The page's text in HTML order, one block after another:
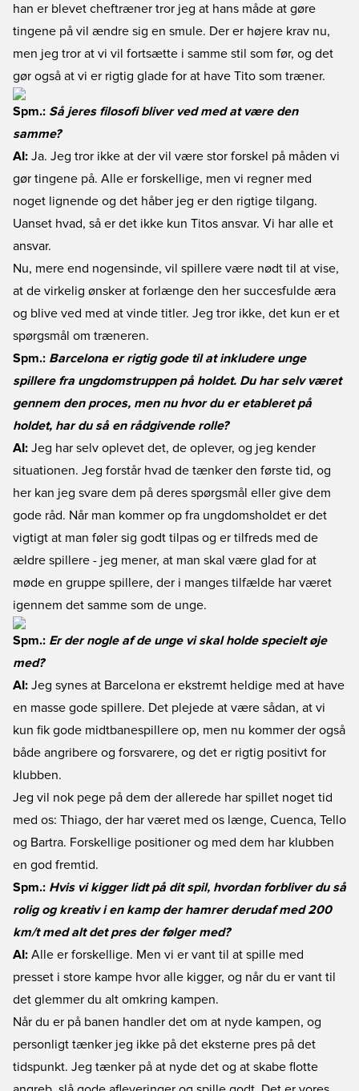
han er blevet cheftræner tror jeg at hans måde at gøre
tingene på vil ændre sig en smule. Der er højere krav nu,
men jeg tror at vi vil fortsætte i samme stil som før, og det
gør også at vi er rigtig glade for at have Tito som træner.
Spm.: Så jeres filosofi bliver ved med at være den
samme?
AI: Ja. Jeg tror ikke at der vil være stor forskel på måden vi
gør tingene på. Alle er forskellige, men vi regner med
noget lignende og det håber jeg er den rigtige tilgang.
Uanset hvad, så er det ikke kun Titos ansvar. Vi har alle et
ansvar.
Nu, mere end nogensinde, vil spillere være nødt til at vise,
at de virkelig ønsker at forlænge den her succesfulde æra
og blive ved med at vinde titler. Jeg tror ikke, det kun er et
spørgsmål om træneren.
Spm.: Barcelona er rigtig gode til at inkludere unge
spillere fra ungdomstruppen på holdet. Du har selv været
gennem den proces, men nu hvor du er etableret på
holdet, har du så en rådgivende rolle?
AI: Jeg har selv oplevet det, de oplever, og jeg kender
situationen. Jeg forstår hvad de tænker den første tid, og
her kan jeg svare dem på deres spørgsmål eller give dem
gode råd. Når man kommer op fra ungdomsholdet er det
vigtigt at man føler sig godt tilpas og er tilfreds med de
ældre spillere - jeg mener, at man skal være glad for at
møde en gruppe spillere, der i manges tilfælde har været
igennem det samme som de unge.
Spm.: Er der nogle af de unge vi skal holde specielt øje
med?
AI: Jeg synes at Barcelona er ekstremt heldige med at have
en masse gode spillere. Det plejede at være sådan, at vi
kun fik gode midtbanespillere op, men nu kommer der også
både angribere og forsvarere, og det er rigtig positivt for
klubben.
Jeg vil nok pege på dem der allerede har spillet noget tid
med os: Thiago, der har været med os længe, Cuenca, Tello
og Bartra. Forskellige positioner og med dem har klubben
en god fremtid.
Spm.: Hvis vi kigger lidt på dit spil, hvordan forbliver du så
rolig og kreativ i en kamp der hamrer derudaf med 200
km/t med alt det pres der følger med?
AI: Alle er forskellige. Men vi er vant til at spille med
presset i store kampe hvor alle kigger, og når du er vant til
det glemmer du alt omkring kampen.
Når du er på banen handler det om at nyde kampen, og
personligt tænker jeg ikke på det eksterne pres på det
tidspunkt. Jeg tænker på at nyde det og at skabe flotte